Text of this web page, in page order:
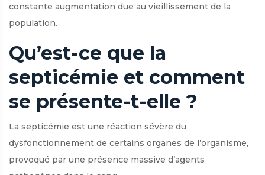
constante augmentation due au vieillissement de la
population.
Qu’est-ce que la
septicémie et comment
se présente-t-elle ?
La septicémie est une réaction sévère du
dysfonctionnement de certains organes de l’organisme,
provoqué par une présence massive d’agents